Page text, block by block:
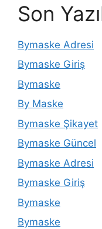
Son
Bymaske Adresi
Bymaske Giriş
Bymaske
By Maske
Bymaske Şikayet
Bymaske Güncel
Bymaske Adresi
Bymaske Giriş
Bymaske
Bymaske